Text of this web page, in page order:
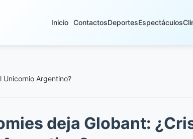
Inicio ContactosDeportesEspectáculos
Unicornio Argentino?
deja Globant: